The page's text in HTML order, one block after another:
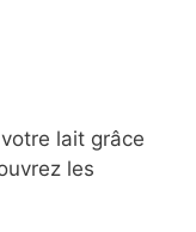
lait grâce
les